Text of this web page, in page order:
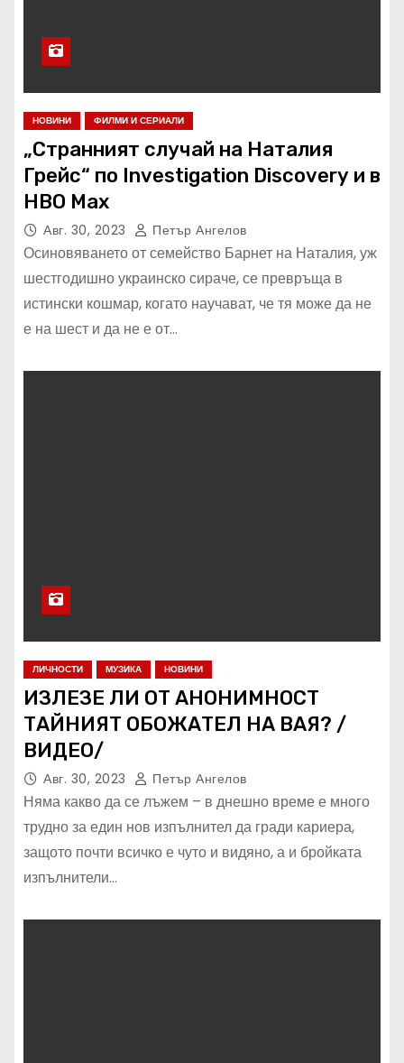
НОВИНИ ФИЛМИ И СЕРИАЛИ
„Странният случай на Наталия
Грейс“ по Investigation Discovery и в
HBO Max
Авг. 30, 2023 Петър Ангелов
Осиновяването от семейство Барнет на Наталия, уж
шестгодишно украинско сираче, се превръща в
истински кошмар, когато научават, че тя може да не
е на шест и да не е от…
ЛИЧНОСТИ МУЗИКА НОВИНИ
ИЗЛЕЗЕ ЛИ ОТ АНОНИМНОСТ
ТАЙНИЯТ ОБОЖАТЕЛ НА ВАЯ? /
ВИДЕО/
Авг. 30, 2023 Петър Ангелов
Няма какво да се лъжем – в днешно време е много
трудно за един нов изпълнител да гради кариера,
защото почти всичко е чуто и видяно, а и бройката
изпълнители…